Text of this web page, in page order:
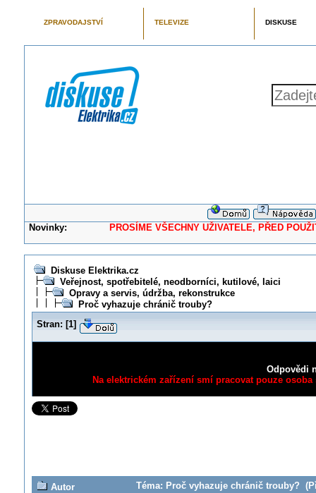
ZPRAVODAJSTVÍ TELEVIZE DISKUSE
Novinky: PROSÍME VŠECHNY UŽIVATELE, PŘED
Diskuse Elektrika.cz
Veřejnost, spotřebitelé, neodborníci, kutilové, laici
Opravy a servis, údržba, rekonstrukce
Proč vyhazuje chránič trouby?
Stran: [1]
Odpovědi
Na elektrickém zařízení smí pracovat pouze
Autor
Téma: Proč vyhazuje chránič trouby?